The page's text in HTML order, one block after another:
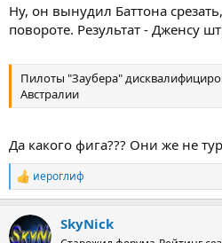
Ну, он вынудил Баттона
повороте. Результат - Дженсу
Пилоты "Заубера"
Австралии
Да какого фига??? Они же не
Р
е
к
ц
иероглиф
SkyNick